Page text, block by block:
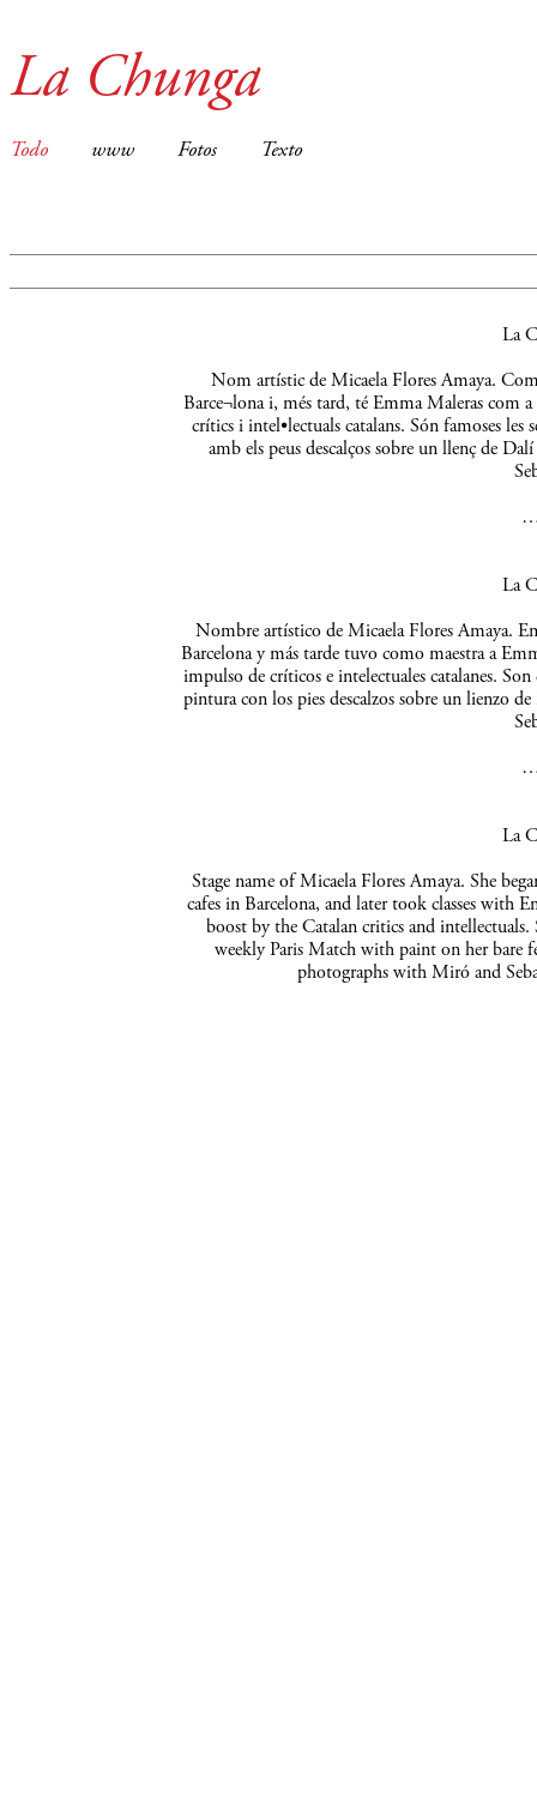
La Chunga
Todo www Fotos Texto
La
Nom artístic de Micaela Flores Amaya.
Barce¬lona i, més tard, té Emma Maleras com
crítics i intel•lectuals catalans. Són famoses
amb els peus descalços sobre un llenç de
La
Nombre artístico de Micaela Flores Amaya.
Barcelona y más tarde tuvo como maestra a
impulso de críticos e intelectuales catalanes.
pintura con los pies descalzos sobre un lienzo
La
Stage name of Micaela Flores Amaya. She
cafes in Barcelona, and later took classes with
boost by the Catalan critics and
weekly Paris Match with paint on her bare
photographs with Miró and